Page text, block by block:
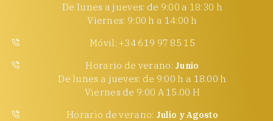
De lunes a jueves: de 9:00 a 18:30 h
Viernes: 9:00 h a 14:00 h
Móvil: +34 619 97 85 15
Horario de verano: Junio
De lunes a jueves: de 9:00 h a 18.00 h
Viernes de 9:00 A 15.00 H
Horario de verano: Julio y Agosto